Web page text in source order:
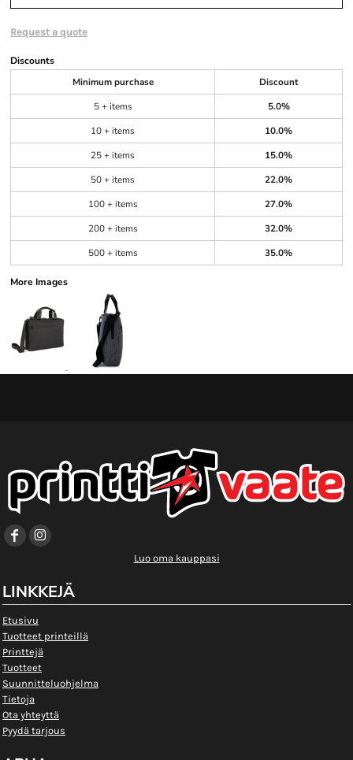
Request a quote
Discounts
Minimum purchase
Discount
5 + items
5.0%
10 + items
10.0%
25 + items
15.0%
50 + items
22.0%
100 + items
27.0%
200 + items
32.0%
500 + items
35.0%
More Images
Luo oma kauppasi
LINKKEJÄ
Etusivu
Tuotteet printeillä
Printtejä
Tuotteet
Suunnitteluohjelma
Tietoja
Ota yhteyttä
Pyydä tarjous